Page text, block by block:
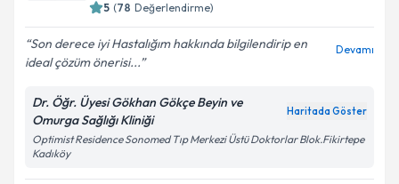
5 (78 Değerlendirme)
Son derece iyi Hastalığım hakkında bilgilendirip en
ideal çözüm önerisi...
Devamı
Dr. Öğr. Üyesi Gökhan Gökçe Beyin ve
Omurga Sağlığı Kliniği
Haritada Göster
Optimist Residence Sonomed Tıp Merkezi Üstü Doktorlar Blok.Fikirtepe
Kadıköy